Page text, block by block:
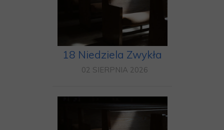
18 Niedziela Zwykła
02 SIERPNIA 2026